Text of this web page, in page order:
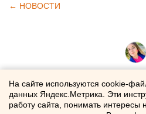
← НОВОСТИ
Лицею в
пришлось
На сайте используются cookie-
данных Яндекс.Метрика. Эти
работу сайта, понимать интересы